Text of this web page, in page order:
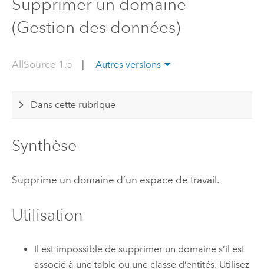
Supprimer un domaine
(Gestion des données)
AllSource 1.5 Autres versions
Dans cette rubrique
Synthèse
Supprime un domaine d’un espace de travail.
Utilisation
Il est impossible de supprimer un domaine s’il est
associé à une table ou une classe d’entités. Utilisez